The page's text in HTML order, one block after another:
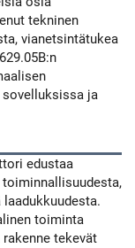
tekninen
vianetsintätukea
ja
edustaa
toiminta
tekevät